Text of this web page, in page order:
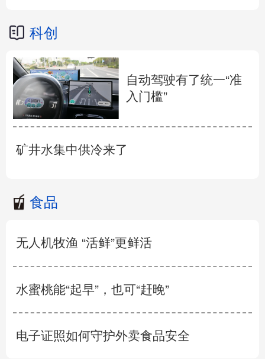
科创
自动驾驶有了统一“准
入门槛”
矿井水集中供冷来了
食品
无人机牧渔 “活鲜”更鲜活
水蜜桃能“起早”，也可“赶晚”
电子证照如何守护外卖食品安全